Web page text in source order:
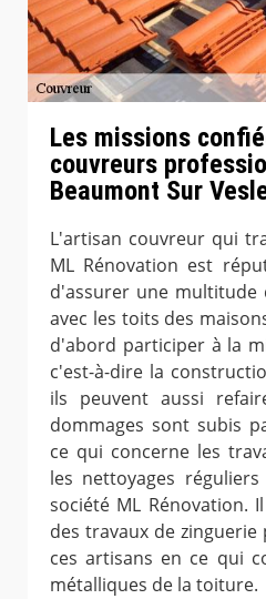
Les missions
couvreurs
Beaumont Sur
L'artisan couvreur qui
ML Rénovation est
d'assurer une multitude
avec les toits des
d'abord participer à la
c'est-à-dire la
ils peuvent aussi
dommages sont subis
ce qui concerne les
les nettoyages
société ML Rénovation.
des travaux de
ces artisans en ce qui
métalliques de la toiture.